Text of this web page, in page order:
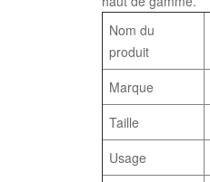
Nom du
produit
Marque
Taille
Usage